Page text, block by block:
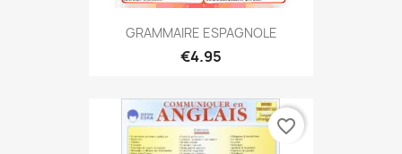
GRAMMAIRE ESPAGNOLE
€4.95
favorite_border